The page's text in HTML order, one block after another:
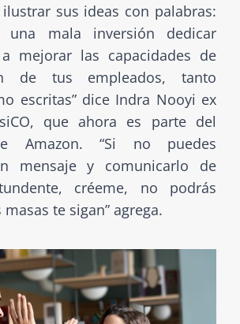
sus ideas con palabras:
una mala inversión dedicar
mejorar las capacidades de
de tus empleados, tanto
escritas” dice Indra Nooyi ex
que ahora es parte del
Amazon. “Si no puedes
mensaje y comunicarlo de
créeme, no podrás
te sigan” agrega.